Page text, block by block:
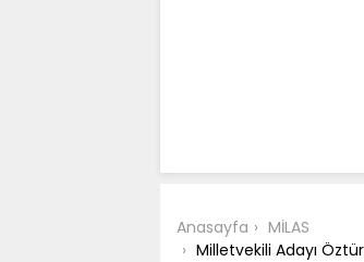
Anasayfa
MİLAS
Milletvekili Adayı